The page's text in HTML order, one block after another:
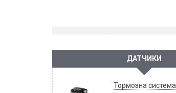
ДАТЧИКИ
Тормозна система